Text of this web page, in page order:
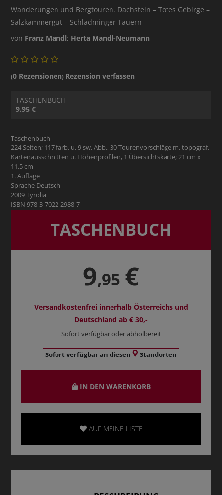
Wanderungen und Bergtouren. Dachstein – Totes Gebirge –
Salzkammergut – Schladminger Tauern
von Franz Mandl; Herta Mandl-Neumann
(0 Rezensionen) Rezension verfassen
TASCHENBUCH
9.95 €
Taschenbuch
224 Seiten; 117 farb. u. 9 sw. Abb., 30 Tourenvorschläge m. topograf.
Kartenausschnitten u. Höhenprofilen, 1 Übersichtskarte; 21 cm x
11.5 cm
1. Auflage
Sprache Deutsch
2009 Tyrolia
ISBN 978-3-7022-2988-7
TASCHENBUCH
9,95 €
Versandkostenfrei innerhalb Österreichs und
Deutschland ab € 30,-
Sofort verfügbar oder abholbereit
Sofort verfügbar an diesen Standorten
IN DEN WARENKORB
AUF MEINE LISTE